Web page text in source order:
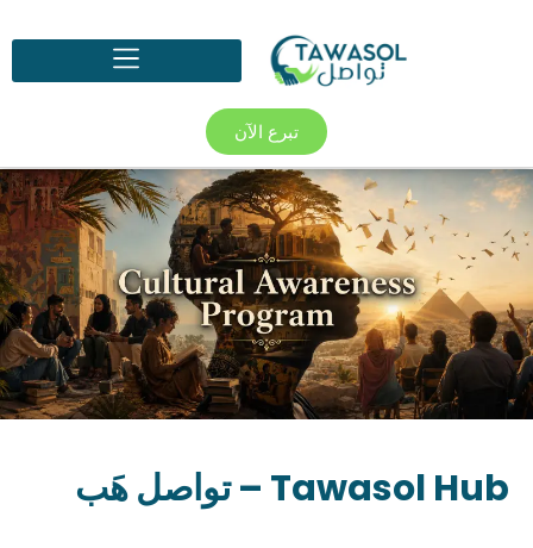
تبرع الآن
Tawasol Hub – تواصل هَب